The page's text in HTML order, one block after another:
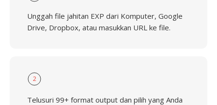
Unggah file jahitan EXP dari Komputer, Google
Drive, Dropbox, atau masukkan URL ke file.
2
Telusuri 99+ format output dan pilih yang Anda